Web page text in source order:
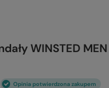
WINSTED MEN
Opinia potwierdzona zakupem